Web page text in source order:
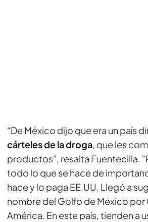
“De México dijo que era un país
cárteles de la droga, que les
productos”, resalta Fuentecilla.
todo lo que se hace de
hace y lo paga EE.UU. Llegó a
nombre del Golfo de México por
América. En este país, tienden a